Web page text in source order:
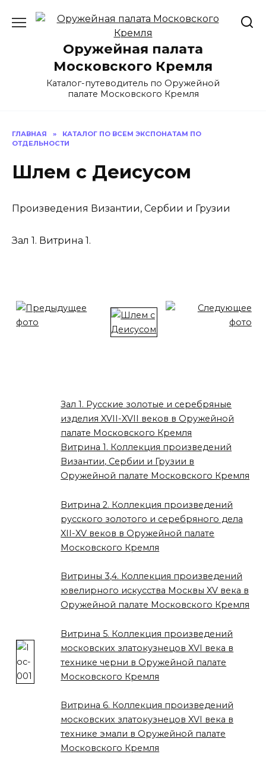
Оружейная палата
Московского Кремля
Каталог-путеводитель по Оружейной
палате Московского Кремля
ГЛАВНАЯ »
КАТАЛОГ ПО ВСЕМ ЭКСПОНАТАМ ПО
ОТДЕЛЬНОСТИ
Шлем с Деисусом
Произведения Византии, Сербии и Грузии
Зал 1. Витрина 1.
Зал 1. Русские золотые и серебряные
изделия XVII-XVII веков в Оружейной
палате Московского Кремля
Витрина 1. Коллекция произведений
Византии, Сербии и Грузии в
Оружейной палате Московского Кремля
Витрина 2. Коллекция произведений
русского золотого и серебряного дела
XII-XV веков в Оружейной палате
Московского Кремля
Витрины 3,4. Коллекция произведений
ювелирного искусства Москвы XV века в
Оружейной палате Московского Кремля
Витрина 5. Коллекция произведений
московских златокузнецов XVI века в
технике черни в Оружейной палате
Московского Кремля
Витрина 6. Коллекция произведений
московских златокузнецов XVI века в
технике эмали в Оружейной палате
Московского Кремля